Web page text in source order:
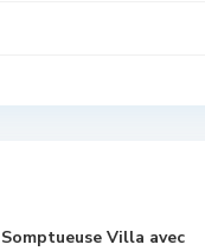
Somptueuse Villa avec